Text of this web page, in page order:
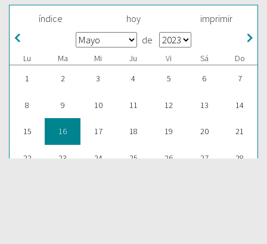
índice hoy imprimir
de
Lu Ma Mi Ju Vi Sá
Do
1
2 3 4 5 6 7
8 9 10 11 12 13 14
15 16 17 18 19 20 21
22 23 24 25 26 27 28